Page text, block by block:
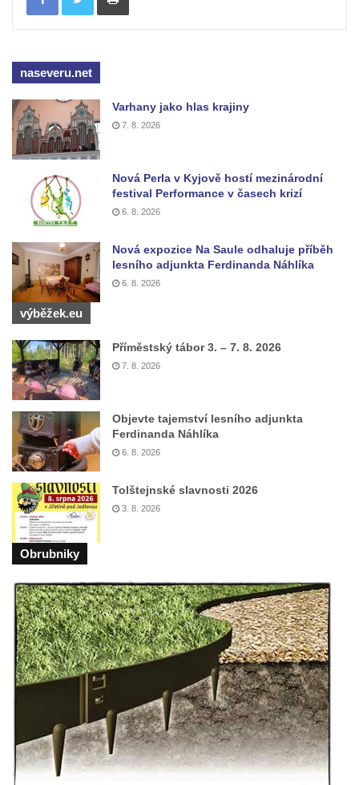
Kaple svatého Vavřince v Mirošovicích
Márnice na hřbitově v Dobříni
Kaple v Bezděkově
Výklenková kaple na rozcestí na jižním
okraji Liběšic
Kostel svaté Kateřiny v Chouči
Kaple svatého Blažeje východně od Lužice
Kostel svatého Augustina v Lužici
Márnice na hřbitově v Lužici
Kostel svatého Martina v Kozlech
Márnice na hřbitově v Kozlech
Vesnický kostel v Reinhardtsdorfu
Kaple v Oparnu
Protestantský (evangelicko-luterský) kostel
Crostau
Kaple Nanebevstoupení Panny Marie ve
Svitavě
Výklenková kaple Piety ve Svojkově
Kostel Nejsvětější Trojice ve Velenicích
Kostel svatého Vavřince v Okounově
Kostel svatých Petra a Pavla v Semilech
Kostel Nanebevzetí Panny Marie (St. Mariä
Himmelfahrt) v Schirgiswalde
Kostel svaté Máří Magdaleny u hradu
Kaple Olivetské hory pod věží kostela
svatého Michaela Archanděla v Bochově
Mildeova kaple pod Ortelem
naseveru.net
Varhany jako hlas krajiny
7. 8. 2026
Nová Perla v Kyjově hostí mezinárodní
festival Performance v časech krizí
6. 8. 2026
Nová expozice Na Saule odhaluje příběh
lesního adjunkta Ferdinanda Náhlíka
6. 8. 2026
výběžek.eu
Příměstský tábor 3. – 7. 8. 2026
7. 8. 2026
Objevte tajemství lesního adjunkta
Ferdinanda Náhlíka
6. 8. 2026
Tolštejnské slavnosti 2026
3. 8. 2026
Obrubniky